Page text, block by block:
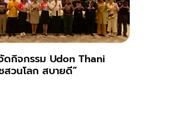
ดกิจกรรม Udon Thani
สวนโลก สบายดี”